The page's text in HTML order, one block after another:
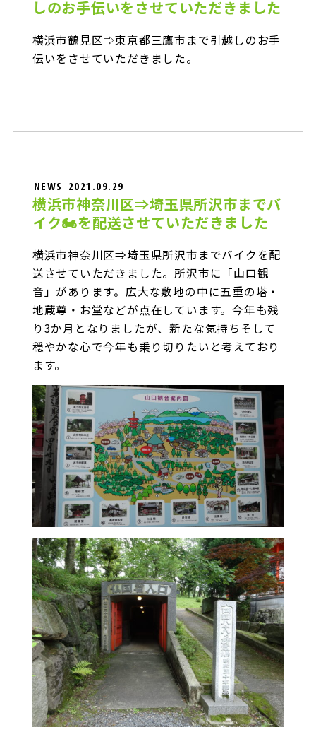
しのお手伝いをさせていただきました
横浜市鶴見区⇨東京都三鷹市まで引越しのお手
伝いをさせていただきました。
NEWS 2021.09.29
横浜市神奈川区⇒埼玉県所沢市までバ
イク🏍を配送させていただきました
横浜市神奈川区⇒埼玉県所沢市までバイクを配
送させていただきました。所沢市に「山口観
音」があります。広大な敷地の中に五重の塔・
地蔵尊・お堂などが点在しています。今年も残
り3か月となりましたが、新たな気持ちそして
穏やかな心で今年も乗り切りたいと考えており
ます。